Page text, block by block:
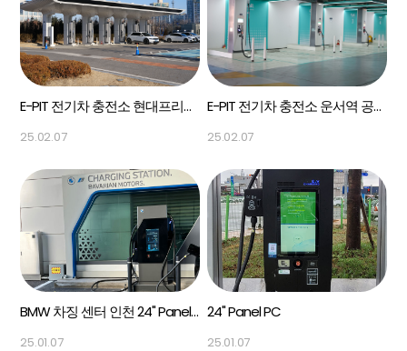
E-PIT 전기차 충전소 현대프리미엄아울렛 송도 Panel PC
25.02.07
E-PIT 전기차 충전소 운서역 공영주차장 12.1"Panel PC
25.02.07
BMW 차징 센터 인천 24" Panel PC
25.01.07
24" Panel PC
25.01.07